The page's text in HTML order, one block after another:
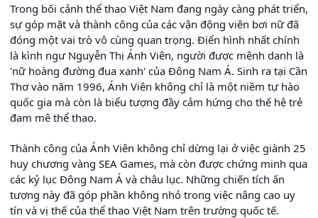
Trong bối cảnh thể thao Việt Nam đang ngày càng phát triển,
sự góp mặt và thành công của các vận động viên bơi nữ đã
đóng một vai trò vô cùng quan trọng. Điển hình nhất chính
là kình ngư Nguyễn Thị Ánh Viên, người được mệnh danh là
'nữ hoàng đường đua xanh' của Đông Nam Á. Sinh ra tại Cần
Thơ vào năm 1996, Ánh Viên không chỉ là một niềm tự hào
quốc gia mà còn là biểu tượng đầy cảm hứng cho thế hệ trẻ
đam mê thể thao.
Thành công của Ánh Viên không chỉ dừng lại ở việc giành 25
huy chương vàng SEA Games, mà còn được chứng minh qua
các kỷ lục Đông Nam Á và châu lục. Những chiến tích ấn
tượng này đã góp phần không nhỏ trong việc nâng cao uy
tín và vị thế của thể thao Việt Nam trên trường quốc tế.